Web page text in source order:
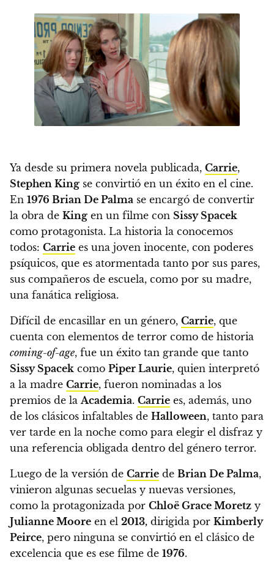
Ya desde su primera novela publicada, Carrie,
Stephen King se convirtió en un éxito en el cine.
En 1976 Brian De Palma se encargó de convertir
la obra de King en un filme con Sissy Spacek
como protagonista. La historia la conocemos
todos: Carrie es una joven inocente, con poderes
psíquicos, que es atormentada tanto por sus pares,
sus compañeros de escuela, como por su madre,
una fanática religiosa.
Difícil de encasillar en un género, Carrie, que
cuenta con elementos de terror como de historia
coming-of-age, fue un éxito tan grande que tanto
Sissy Spacek como Piper Laurie, quien interpretó
a la madre Carrie, fueron nominadas a los
premios de laAcademia. Carrie es, además, uno
de los clásicos infaltables de Halloween, tanto para
ver tarde en la noche como para elegir el disfraz y
una referencia obligada dentro del género terror.
Luego de la versión de Carrie de Brian De Palma,
vinieron algunas secuelas y nuevas versiones,
como la protagonizada por Chloë Grace Moretz y
Julianne Moore en el 2013, dirigida por Kimberly
Peirce, pero ninguna se convirtió en el clásico de
excelencia que es ese filme de 1976.